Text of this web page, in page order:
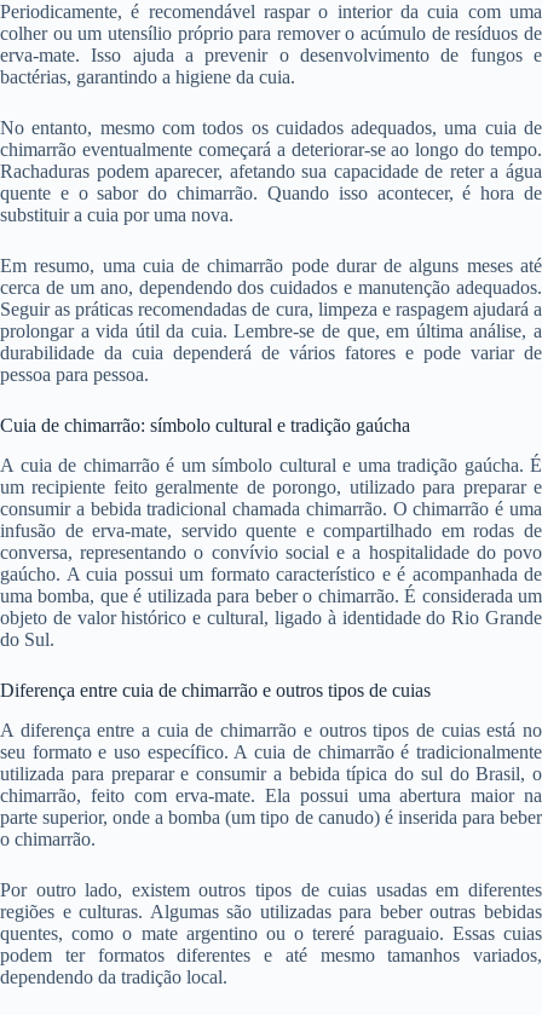
Periodicamente, é recomendável raspar o interior da cuia com uma
colher ou um utensílio próprio para remover o acúmulo de resíduos de
erva-mate. Isso ajuda a prevenir o desenvolvimento de fungos e
bactérias, garantindo a higiene da cuia.
No entanto, mesmo com todos os cuidados adequados, uma cuia de
chimarrão eventualmente começará a deteriorar-se ao longo do tempo.
Rachaduras podem aparecer, afetando sua capacidade de reter a água
quente e o sabor do chimarrão. Quando isso acontecer, é hora de
substituir a cuia por uma nova.
Em resumo, uma cuia de chimarrão pode durar de alguns meses até
cerca de um ano, dependendo dos cuidados e manutenção adequados.
Seguir as práticas recomendadas de cura, limpeza e raspagem ajudará a
prolongar a vida útil da cuia. Lembre-se de que, em última análise, a
durabilidade da cuia dependerá de vários fatores e pode variar de
pessoa para pessoa.
Cuia de chimarrão: símbolo cultural e tradição gaúcha
A cuia de chimarrão é um símbolo cultural e uma tradição gaúcha. É
um recipiente feito geralmente de porongo, utilizado para preparar e
consumir a bebida tradicional chamada chimarrão. O chimarrão é uma
infusão de erva-mate, servido quente e compartilhado em rodas de
conversa, representando o convívio social e a hospitalidade do povo
gaúcho. A cuia possui um formato característico e é acompanhada de
uma bomba, que é utilizada para beber o chimarrão. É considerada um
objeto de valor histórico e cultural, ligado à identidade do Rio Grande
do Sul.
Diferença entre cuia de chimarrão e outros tipos de cuias
A diferença entre a cuia de chimarrão e outros tipos de cuias está no
seu formato e uso específico. A cuia de chimarrão é tradicionalmente
utilizada para preparar e consumir a bebida típica do sul do Brasil, o
chimarrão, feito com erva-mate. Ela possui uma abertura maior na
parte superior, onde a bomba (um tipo de canudo) é inserida para beber
o chimarrão.
Por outro lado, existem outros tipos de cuias usadas em diferentes
regiões e culturas. Algumas são utilizadas para beber outras bebidas
quentes, como o mate argentino ou o tereré paraguaio. Essas cuias
podem ter formatos diferentes e até mesmo tamanhos variados,
dependendo da tradição local.